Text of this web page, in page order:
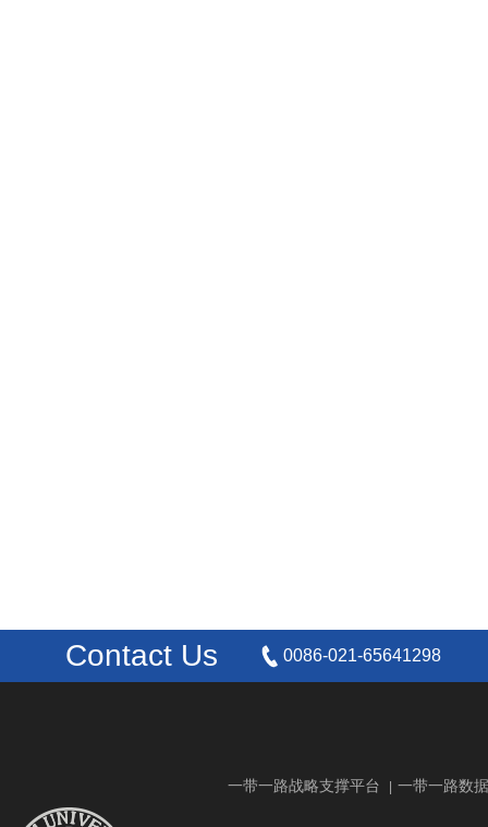
Contact Us 0086-021-65641298
一带一路战略支撑平台 一带一路数